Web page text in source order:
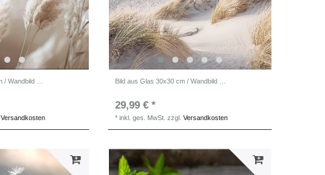
Versandkosten
29,99 € *
*inkl. ges. MwSt. zzgl.Versandkosten